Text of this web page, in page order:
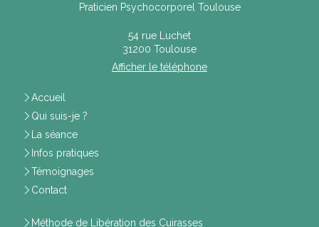
Praticien Psychocorporel Toulouse
54 rue Luchet
31200 Toulouse
Afficher le téléphone
Accueil
Qui suis-je ?
La séance
Infos pratiques
Témoignages
Contact
Méthode de Libération des Cuirasses